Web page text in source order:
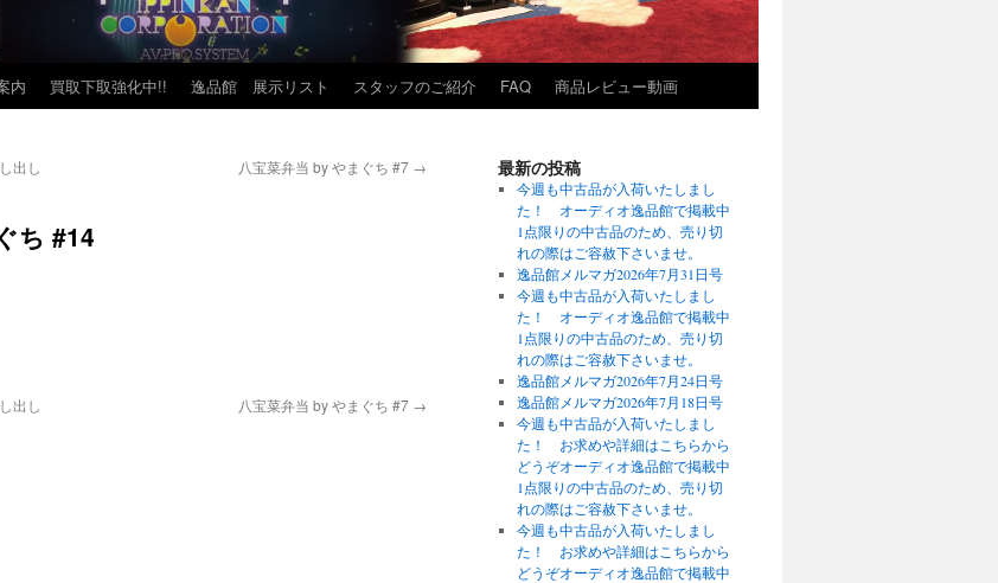
内 買取下取強化中!! 逸品館 展示リスト スタッフのご紹介 FAQ 商品レビュー動画
出し
八宝菜弁当 by やまぐち #7 →
ち #14
出し
八宝菜弁当 by やまぐち #7 →
最新の投稿
今週も中古品が入荷いたしまし
た！ オーディオ逸品館で掲載中
1点限りの中古品のため、売り切
れの際はご容赦下さいませ。
逸品館メルマガ2026年7月31日号
今週も中古品が入荷いたしまし
た！ オーディオ逸品館で掲載中
1点限りの中古品のため、売り切
れの際はご容赦下さいませ。
逸品館メルマガ2026年7月24日号
逸品館メルマガ2026年7月18日号
今週も中古品が入荷いたしまし
た！ お求めや詳細はこちらから
どうぞオーディオ逸品館で掲載中
1点限りの中古品のため、売り切
れの際はご容赦下さいませ。
今週も中古品が入荷いたしまし
た！ お求めや詳細はこちらから
どうぞオーディオ逸品館で掲載中